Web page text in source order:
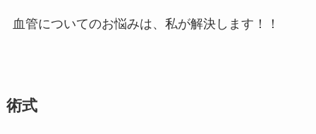
血管についてのお悩みは、私が解決します！！
術式